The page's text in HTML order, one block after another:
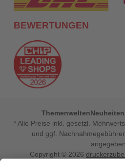
BEWERTUNGEN
ThemenweltenNeuheiten
* Alle Preise inkl. gesetzl.
und ggf.
Copyright © 2026